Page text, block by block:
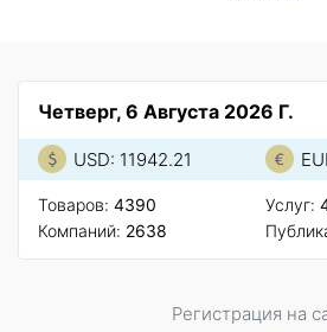
Четверг, 6 Августа 2026 Г.
USD: 11942.21
Товаров: 4390
Компаний: 2638
Услуг:
Регистрация на